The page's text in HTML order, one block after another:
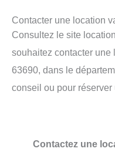
Contacter une location
Consultez le site
souhaitez contacter une
63690, dans le
conseil ou pour
Contactez une